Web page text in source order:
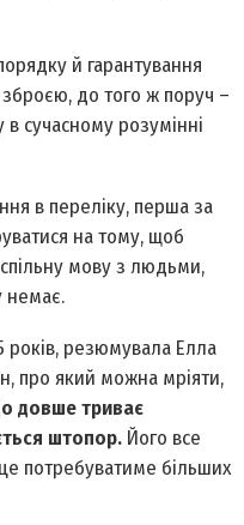
й гарантування
до того ж поруч –
в сучасному розумінні
в переліку, перша за
на тому, щоб
мову з людьми,
немає.
резюмувала Елла
про який можна мріяти,
довше триває
штопор. Його все
потребуватиме більших